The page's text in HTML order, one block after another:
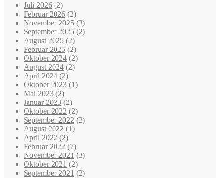
Juli 2026 (2)
Februar 2026 (2)
November 2025 (3)
September 2025 (2)
August 2025 (2)
Februar 2025 (2)
Oktober 2024 (2)
August 2024 (2)
April 2024 (2)
Oktober 2023 (1)
Mai 2023 (2)
Januar 2023 (2)
Oktober 2022 (2)
September 2022 (2)
August 2022 (1)
April 2022 (2)
Februar 2022 (7)
November 2021 (3)
Oktober 2021 (2)
September 2021 (2)